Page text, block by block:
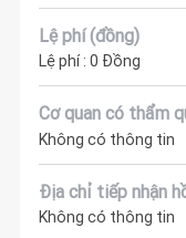
Lệ phí (đồng)
Lệ phí : 0 Đồng
Cơ quan có thẩm
Không có thông tin
Địa chỉ tiếp nhận
Không có thông tin